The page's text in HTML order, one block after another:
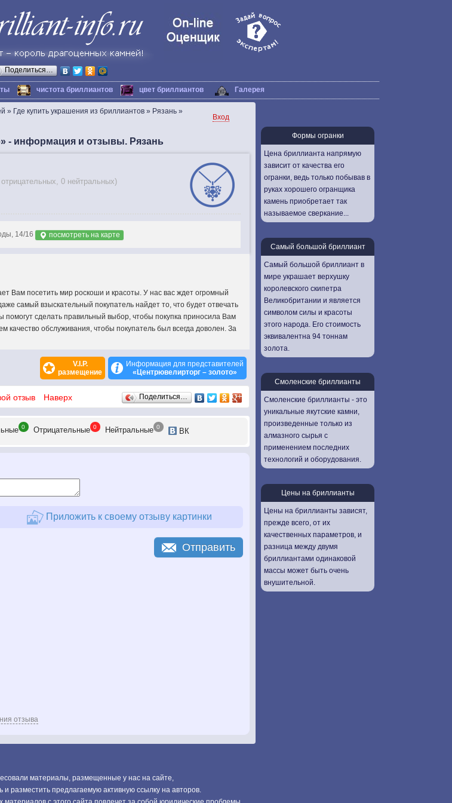
Поделиться…
чистота бриллиантов цвет бриллиантов Галерея
» Где купить украшения из бриллиантов » Рязань »
Вход
- информация и отзывы. Рязань
, 0 нейтральных)
14/16 посмотреть на карте
Вам посетить мир роскоши и красоты. У нас вас ждет огромный
самый взыскательный покупатель найдет то, что будет отвечать
помогут сделать правильный выбор, чтобы покупка приносила Вам
качество обслуживания, чтобы покупатель был всегда доволен. За
V.I.P.
размещение
Информация для представителей
«Центрювелирторг – золото»
отзыв Наверх Поделиться…
0 Отрицательные 0 Нейтральные 0 ВК
Приложить к своему отзыву картинки
отзыва
Отправить
материалы, размещенные у нас на сайте,
и разместить предлагаемую активную ссылку на авторов.
Формы огранки
Цена бриллианта напрямую
зависит от качества его
огранки, ведь только побывав в
руках хорошего огранщика
камень приобретает так
называемое сверкание...
Самый большой бриллиант
Самый большой бриллиант в
мире украшает верхушку
королевского скипетра
Великобритании и является
символом силы и красоты
этого народа. Его стоимость
эквивалентна 94 тоннам
золота.
Смоленские бриллианты
Смоленские бриллианты - это
уникальные якутские камни,
произведенные только из
алмазного сырья с
применением последних
технологий и оборудования.
Цены на бриллианты
Цены на бриллианты зависят,
прежде всего, от их
качественных параметров, и
разница между двумя
бриллиантами одинаковой
массы может быть очень
внушительной.